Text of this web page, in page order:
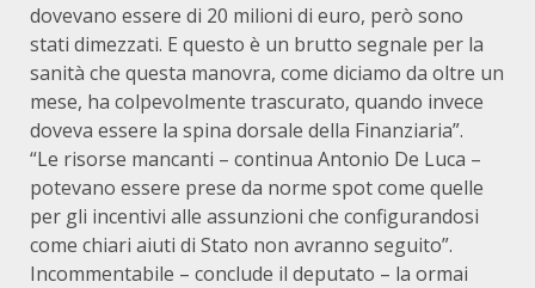
dovevano essere di 20 milioni di euro, però sono
stati dimezzati. E questo è un brutto segnale per la
sanità che questa manovra, come diciamo da oltre un
mese, ha colpevolmente trascurato, quando invece
doveva essere la spina dorsale della Finanziaria”.
“Le risorse mancanti – continua Antonio De Luca –
potevano essere prese da norme spot come quelle
per gli incentivi alle assunzioni che configurandosi
come chiari aiuti di Stato non avranno seguito”.
Incommentabile – conclude il deputato – la ormai